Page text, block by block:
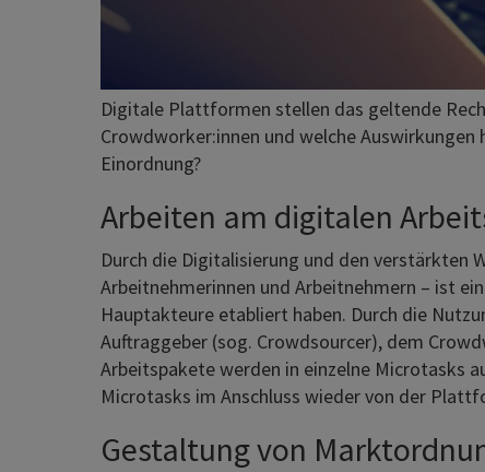
Digitale Plattformen stellen das geltende
Crowdworker:innen und welche
Einordnung?
Arbeiten am digitalen
Durch die Digitalisierung und den verstärkten
Arbeitnehmerinnen und Arbeitnehmern – ist
Hauptakteure etabliert haben. Durch die
Auftraggeber (sog. Crowdsourcer), dem
Arbeitspakete werden in einzelne Microtasks
Microtasks im Anschluss wieder von der
Gestaltung von